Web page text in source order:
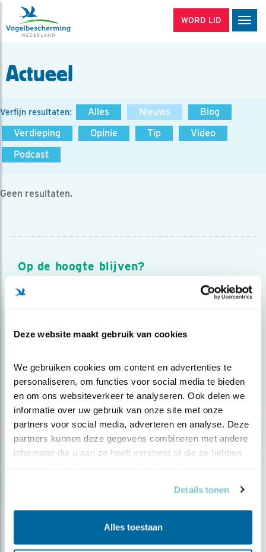
Deze website maakt gebruik van cookies
We gebruiken cookies om content en advertenties te
personaliseren, om functies voor social media te bieden
en om ons websiteverkeer te analyseren. Ook delen we
informatie over uw gebruik van onze site met onze
partners voor social media, adverteren en analyse. Deze
partners kunnen deze gegevens combineren met andere
informatie die u aan ze heeft verstrekt of die ze hebben
Details tonen
Alles toestaan
WORD LID
Actueel
Verfijn resultaten: Alles Nieuws
Blog
Verdieping
Opinie Tip
Video
Podcast
Geen resultaten.
Op de hoogte blijven?
Meld je aan en ontvang nieuws, inspiratie, acties en tips
over vogels en activiteiten van Vogelbescherming.